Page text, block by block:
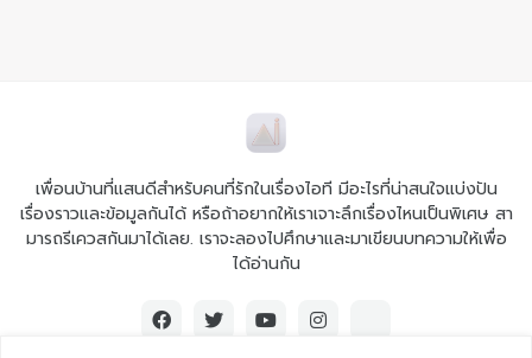
เพื่อนบ้านที่แสนดีสำหรับคนที่รักในเรื่องไอที มีอะไรที่น่าสนใจแบ่งปัน
เรื่องราวและข้อมูลกันได้ หรือถ้าอยากให้เราเจาะลึกเรื่องไหนเป็นพิเศษ สา
มารถรีเควสกันมาได้เลย. เราจะลองไปศึกษาและมาเขียนบทความให้เพื่อ
ได้อ่านกัน